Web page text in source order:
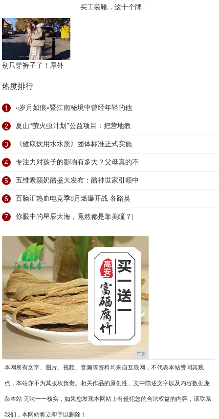
买工装靴，这十个牌
别只穿裤子了！厚外
热度排行
1 «岁月如痕»暨江南秘境中曾经年轻的他
2 夏山“萤火虫计划”公益项目：把营地教
3 《健康饮用水水质》团体标准正式实施
4 专注力对孩子的影响有多大？父母真的不
5 五维素颜奶酪盛大发布：酪神世家引领中
6 百脑汇热血电竞季8月燃爆开战 各路英
7 你眼中的星辰大海，竟然都是靠美瞳？|
广告
本网所有文字、图片、视频、音频等资料均来自互联网，不代表本站赞同其观
点，本站亦不为其版权负责。相关作品的原创性、文中陈述文字以及内容数据庞
杂本站 无法一一核实，如果您发现本网站上有侵犯您的合法权益的内容，请联系
我们，本网站将立即予以删除！